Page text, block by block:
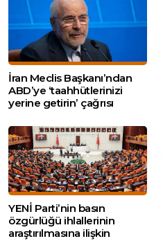
İran Meclis Başkanı’ndan
ABD’ye ‘taahhütlerinizi
yerine getirin’ çağrısı
YENİ Parti’nin basın
özgürlüğü ihlallerinin
araştırılmasına ilişkin